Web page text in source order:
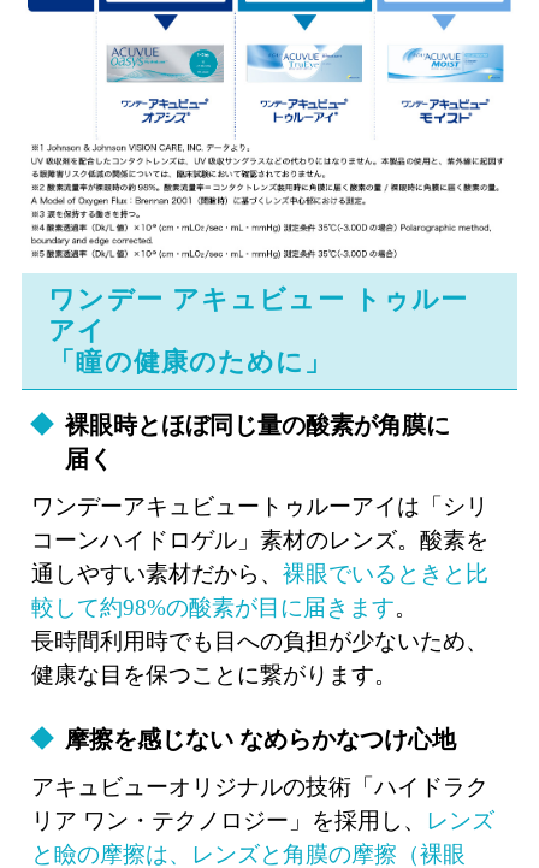
ワンデー アキュビュー トゥルー
アイ
「瞳の健康のために」
裸眼時とほぼ同じ量の酸素が角膜に
届く
ワンデーアキュビュートゥルーアイは「シリ
コーンハイドロゲル」素材のレンズ。酸素を
通しやすい素材だから、裸眼でいるときと比
較して約98%の酸素が目に届きます。
長時間利用時でも目への負担が少ないため、
健康な目を保つことに繋がります。
摩擦を感じない なめらかなつけ心地
アキュビューオリジナルの技術「ハイドラク
リア ワン・テクノロジー」を採用し、
レンズ
と瞼の摩擦は、レンズと角膜の摩擦（裸眼